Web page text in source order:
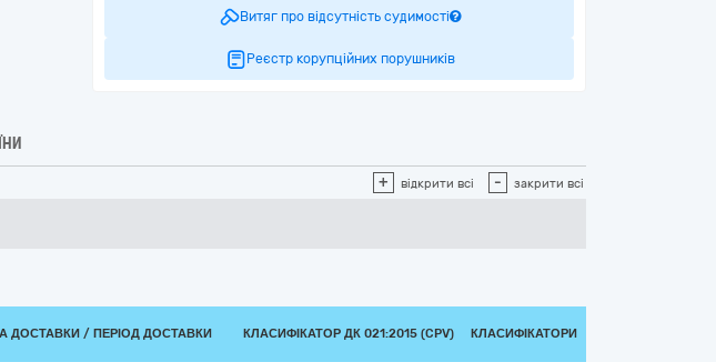
Витяг про відсутність судимості
Реєстр корупційних порушників
+ відкрити всі - закрити всі
ДОСТАВКИ / ПЕРІОД ДОСТАВКИ КЛАСИФІКАТОР ДК 021:2015 (CPV) КЛАСИФІКАТОРИ